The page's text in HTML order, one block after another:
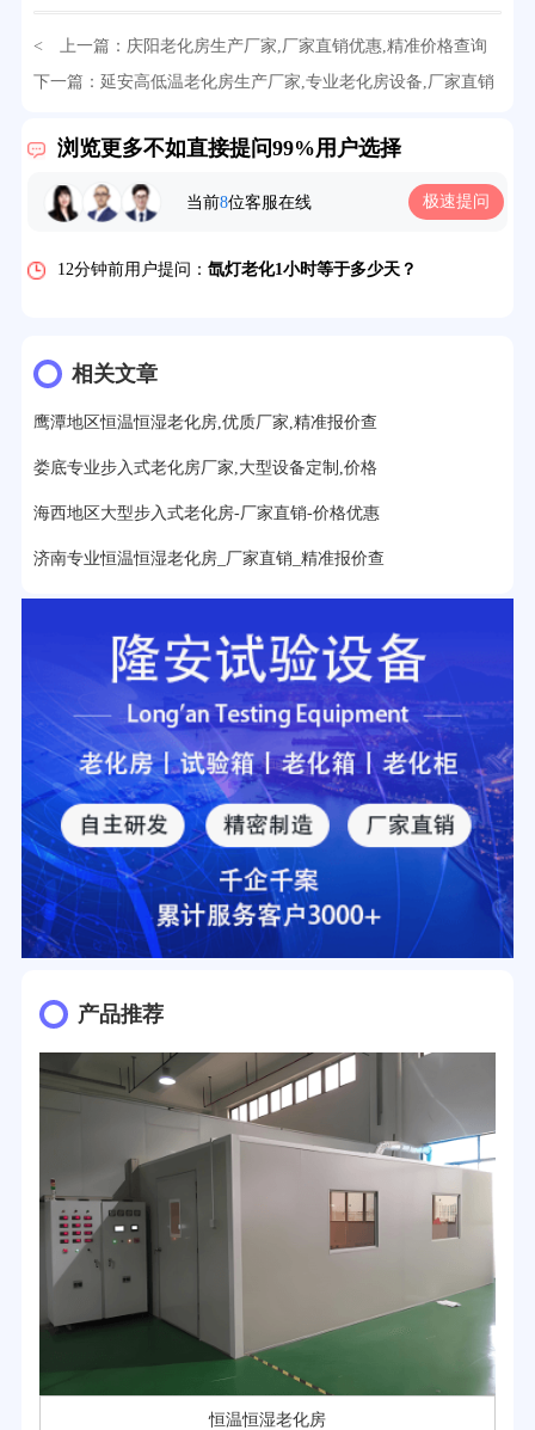
< 上一篇： 庆阳老化房生产厂家,厂家直销优惠,精准价格查询
下一篇： 延安高低温老化房生产厂家,专业老化房设备,厂家直销
浏览更多不如直接提问99%用户选择
当前8位客服在线 极速提问
2分钟前用户提问：大型高温老化房价格多少钱？
10分钟前用户提问：
12分钟前用户提问： 氙灯老化1小时等于多少天？
15分钟前用户提问：
17分钟前用户提问：步入式老化房有多大的？
22分钟前用户提问：紫外线老化箱辐照时间是多久？
25分钟前用户提问：老化箱和干燥箱区别？
27分钟前用户提问：移动电源老化柜与电池柜的区别？
32分钟前用户提问：氙灯老化试验箱价格多少？
2分钟前用户提问：大型高温老化房价格多少钱？
相关文章
鹰潭地区恒温恒湿老化房,优质厂家,精准报价查
娄底专业步入式老化房厂家,大型设备定制,价格
海西地区大型步入式老化房-厂家直销-价格优惠
济南专业恒温恒湿老化房_厂家直销_精准报价查
产品推荐
恒温恒湿老化房